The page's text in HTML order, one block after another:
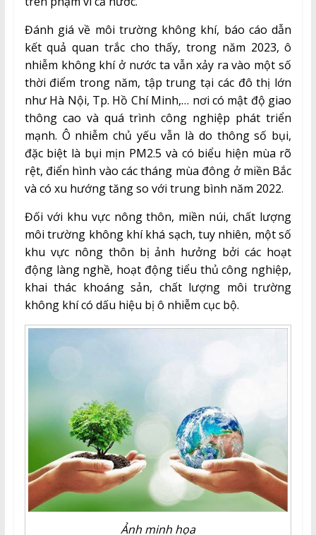
Đánh giá về môi trường không khí, báo cáo dẫn
kết quả quan trắc cho thấy, trong năm 2023, ô
nhiễm không khí ở nước ta vẫn xảy ra vào một số
thời điểm trong năm, tập trung tại các đô thị lớn
như Hà Nội, Tp. Hồ Chí Minh,… nơi có mật độ giao
thông cao và quá trình công nghiệp phát triển
mạnh. Ô nhiễm chủ yếu vẫn là do thông số bụi,
đặc biệt là bụi mịn PM2.5 và có biểu hiện mùa rõ
rệt, điển hình vào các tháng mùa đông ở miền Bắc
và có xu hướng tăng so với trung bình năm 2022.
Đối với khu vực nông thôn, miền núi, chất lượng
môi trường không khí khá sạch, tuy nhiên, một số
khu vực nông thôn bị ảnh hưởng bởi các hoạt
động làng nghề, hoạt động tiểu thủ công nghiệp,
khai thác khoáng sản, chất lượng môi trường
không khí có dấu hiệu bị ô nhiễm cục bộ.
Ảnh minh họa